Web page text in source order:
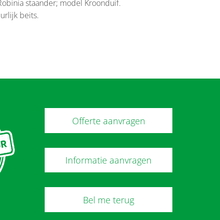
staander; model Kroonduif.
beits.
Offerte aanvragen
Informatie aanvragen
Bel me terug